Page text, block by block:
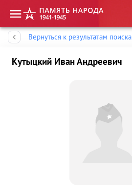
Вернуться к результатам поиска
Кутыцкий Иван Андреевич
Память народа